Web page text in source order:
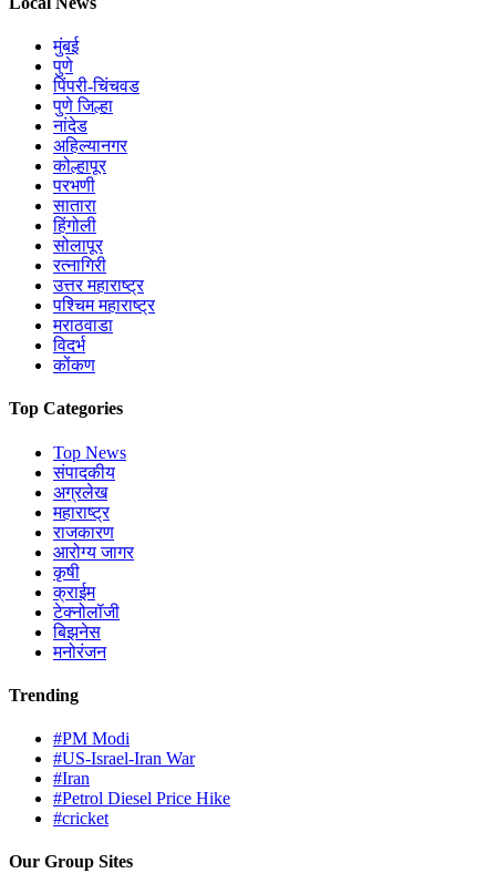
मुंबई
पुणे
पिंपरी-चिंचवड
पुणे जिल्हा
नांदेड
अहिल्यानगर
कोल्हापूर
परभणी
सातारा
हिंगोली
सोलापूर
रत्नागिरी
उत्तर महाराष्ट्र
पश्चिम महाराष्ट्र
मराठवाडा
विदर्भ
कोंकण
Top Categories
Top News
संपादकीय
अग्रलेख
महाराष्ट्र
राजकारण
आरोग्य जागर
कृषी
क्राईम
टेक्नोलॉजी
बिझनेस
मनोरंजन
Trending
#PM Modi
#US-Israel-Iran War
#Iran
#Petrol Diesel Price Hike
#cricket
Our Group Sites